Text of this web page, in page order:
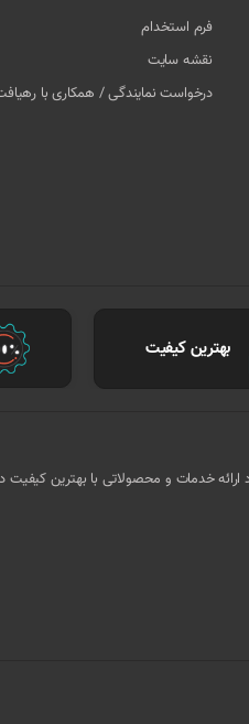
فرم استخدام
نقشه سایت
درخواست نمایندگی / همکاری با
بهترین کیفیت
در صدد ارائه خدمات و محصولاتی با بهترین